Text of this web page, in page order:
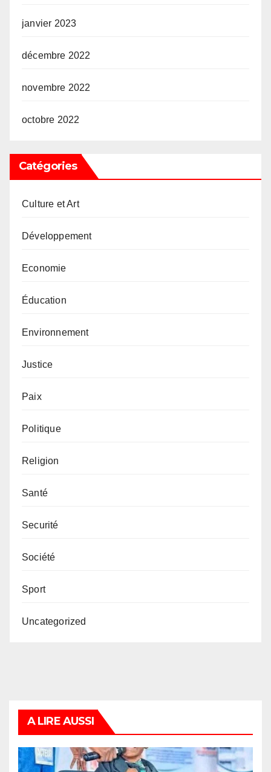
janvier 2023
décembre 2022
novembre 2022
octobre 2022
Catégories
Culture et Art
Développement
Economie
Éducation
Environnement
Justice
Paix
Politique
Religion
Santé
Securité
Société
Sport
Uncategorized
A LIRE AUSSI